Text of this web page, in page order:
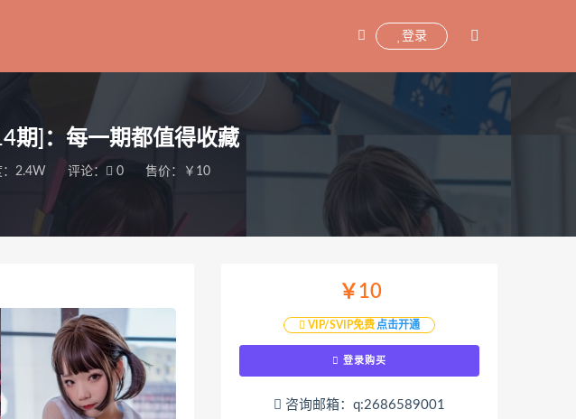
登录
期]：每一期都值得收藏
：2.4W 评论： 0 售价：￥10
￥10
VIP/SVIP免费 点击开通
登录购买
咨询邮箱：q:2686589001